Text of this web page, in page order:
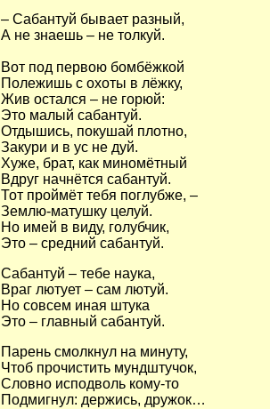
– Сабантуй бывает разный,
А не знаешь – не толкуй.
Вот под первою бомбёжкой
Полежишь с охоты в лёжку,
Жив остался – не горюй:
Это малый сабантуй.
Отдышись, покушай плотно,
Закури и в ус не дуй.
Хуже, брат, как миномётный
Вдруг начнётся сабантуй.
Тот проймёт тебя поглубже, –
Землю-матушку целуй.
Но имей в виду, голубчик,
Это – средний сабантуй.
Сабантуй – тебе наука,
Враг лютует – сам лютуй.
Но совсем иная штука
Это – главный сабантуй.
Парень смолкнул на минуту,
Чтоб прочистить мундштучок,
Словно исподволь кому-то
Подмигнул: держись, дружок…